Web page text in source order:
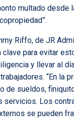
multado desde
Riffo, de JR
clave para evitar
y llevar al
“En la
de sueldos,
servicios. Los
se pueden